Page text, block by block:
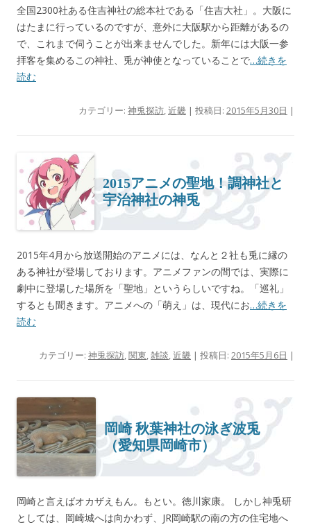
全国2300社ある住吉神社の総本社である「住吉大社」。大阪に
はたまに行っているのですが、意外に大阪駅から距離があるの
で、これまで伺うことが出来ませんでした。新年には大阪一参
拝客を集めるこの神社、兎が神使となっていることで…続きを
読む
カテゴリー: 神兎探訪,近畿 | 投稿日: 2015年5月30日 |
2015アニメの聖地！調神社と
宇治神社の神兎
2015年4月から放送開始のアニメには、なんと２社も兎に縁の
ある神社が登場しております。アニメファンの間では、実際に
劇中に登場した場所を「聖地」というらしいですね。「巡礼」
するとも聞きます。アニメへの「萌え」は、現代にお…続きを
読む
カテゴリー: 神兎探訪,関東,雑談,近畿 | 投稿日: 2015年5月6日 |
岡崎 秋葉神社の泳ぎ波兎
（愛知県岡崎市）
岡崎と言えばオカザえもん。もとい。徳川家康。 しかし神兎研
としては、岡崎城へは向かわず、JR岡崎駅の南の方の住宅地へ